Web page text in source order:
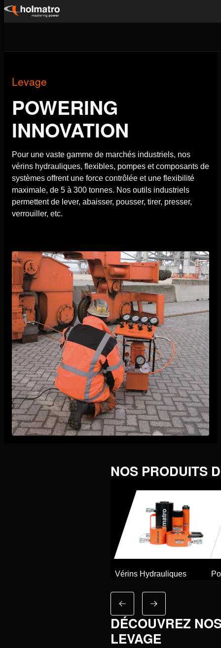
Passer
Levage
POWERING
INNOVATION
Pour une vaste gamme de marchés industriels, nos
vérins hydrauliques, flexibles, pompes et composants de
systèmes offrent une force contrôlée et une flexibilité
maximale, de 5 à 300 tonnes. Nos outils industriels
permettent de lever, abaisser, pousser, tirer, presser,
verrouiller, etc.
NOS PRODUITS
Vérins Hydrauliques
DÉCOUVREZ
LEVAGE